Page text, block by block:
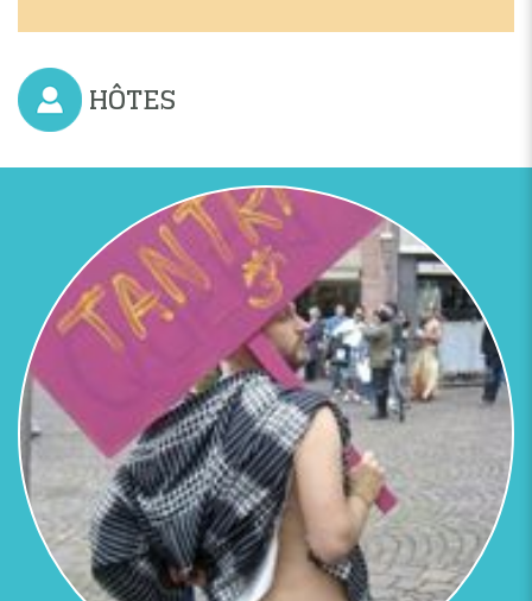
Previous Next
HÔTES